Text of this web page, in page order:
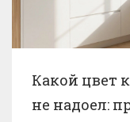
Какой цвет
не надоел: